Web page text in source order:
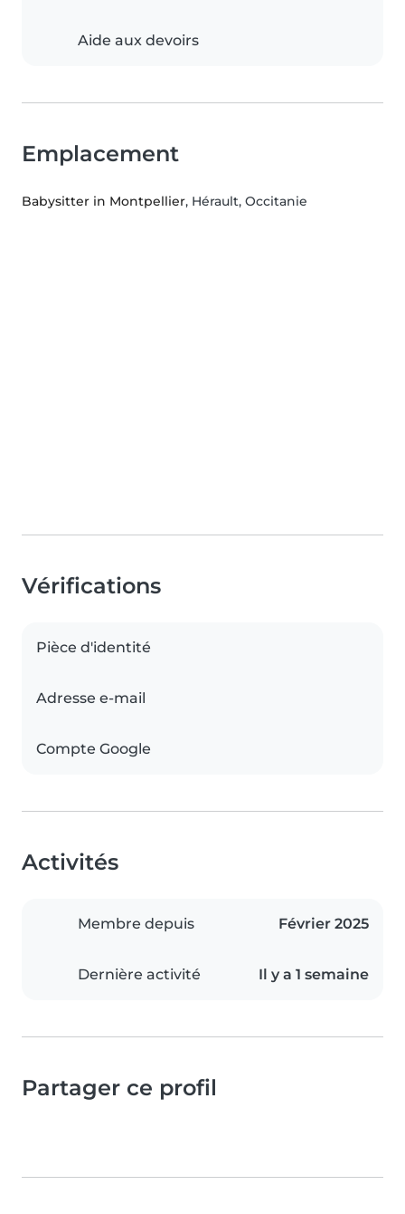
Aide aux devoirs
Emplacement
Babysitter in Montpellier, Hérault, Occitanie
Vérifications
Pièce d'identité
Adresse e-mail
Compte Google
Activités
Membre depuis Février 2025
Dernière activité Il y a 1 semaine
Partager ce profil